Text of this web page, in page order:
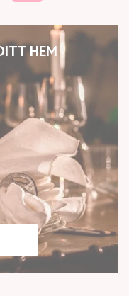
HEM